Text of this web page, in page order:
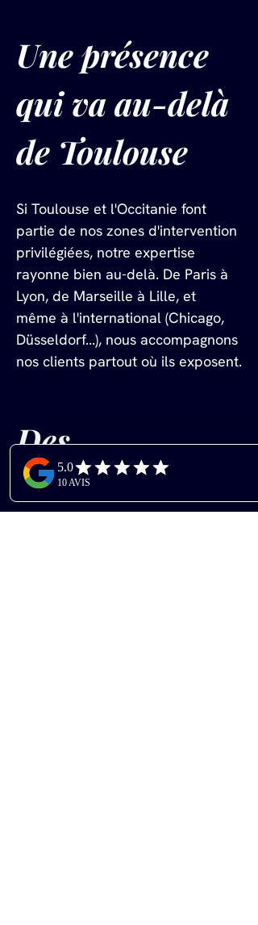
Une présence
qui va au-delà
de Toulouse
Si Toulouse et l'Occitanie font
partie de nos zones d'intervention
privilégiées, notre expertise
rayonne bien au-delà. De Paris à
Lyon, de Marseille à Lille, et
même à l'international (Chicago,
Düsseldorf...), nous accompagnons
nos clients partout où ils exposent.
Des
réalisations